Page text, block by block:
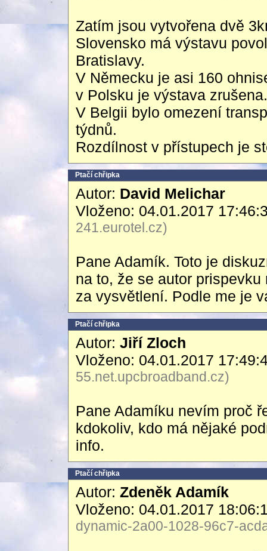
Zatím jsou vytvořena dvě
Slovensko má výstavu
Bratislavy.
V Německu je asi 160
v Polsku je výstava zrušena.
V Belgii bylo omezení
týdnů.
Rozdílnost v přístupech je
Ptačí chřipka
Autor: David Melichar
Vloženo: 04.01.2017
241.eurotel.cz)
Pane Adamík. Toto je
na to, že se autor
za vysvětlení. Podle me je
Ptačí chřipka
Autor: Jiří Zloch
Vloženo: 04.01.2017
55.net.upcbroadband.cz)
Pane Adamíku nevím proč
kdokoliv, kdo má nějaké
info.
Ptačí chřipka
Autor: Zdeněk Adamík
Vloženo: 04.01.2017
dynamic-2a00-1028-96c7-